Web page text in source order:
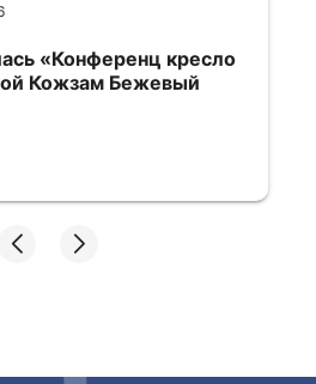
«Конференц кресло
Кожзам Бежевый
всегда на связи.
перед
на один. Так же